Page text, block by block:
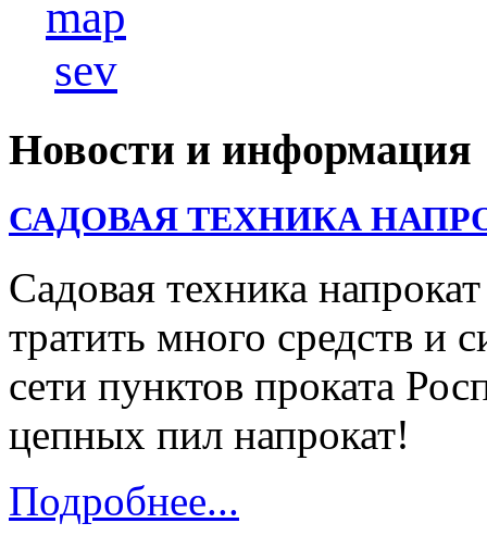
Новости и информация
САДОВАЯ ТЕХНИКА
Садовая техника
тратить много средств и
сети пунктов проката
цепных пил напрокат!
Подробнее...